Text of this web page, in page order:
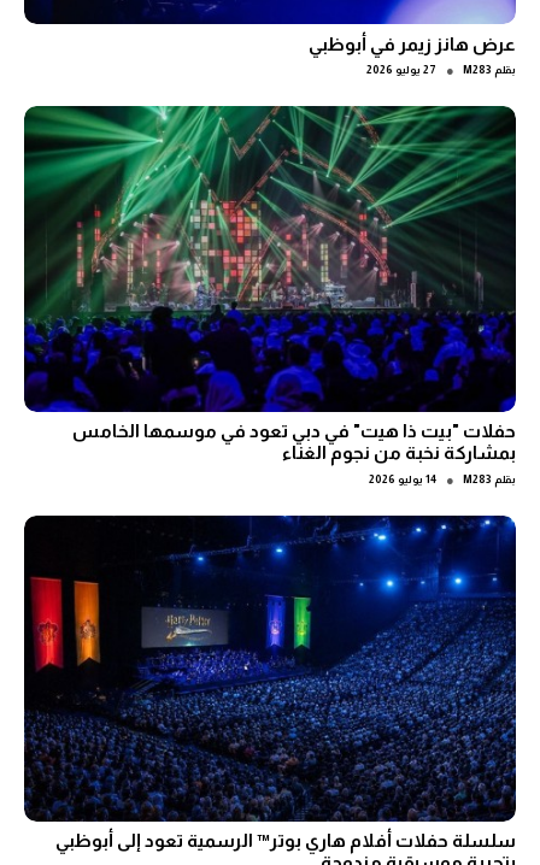
عرض هانز زيمر في أبوظبي
بقلم M283
● 27 يوليو 2026
حفلات "بيت ذا هيت" في دبي تعود في موسمها الخامس
بمشاركة نخبة من نجوم الغناء
بقلم M283
● 14 يوليو 2026
سلسلة حفلات أفلام هاري بوتر™ الرسمية تعود إلى أبوظبي